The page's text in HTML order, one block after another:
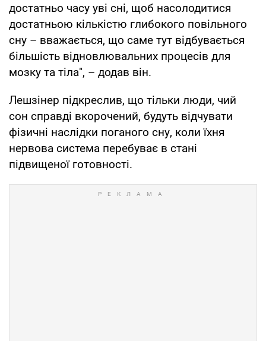
достатньо часу уві сні, щоб насолодитися
достатньою кількістю глибокого повільного
сну – вважається, що саме тут відбувається
більшість відновлювальних процесів для
мозку та тіла", – додав він.
Лешзінер підкреслив, що тільки люди, чий
сон справді вкорочений, будуть відчувати
фізичні наслідки поганого сну, коли їхня
нервова система перебуває в стані
підвищеної готовності.